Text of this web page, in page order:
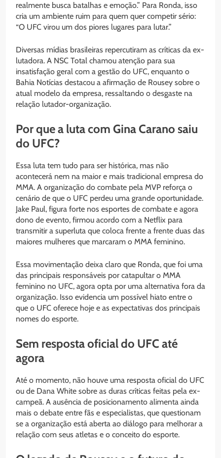
realmente busca batalhas e emoção.” Para Ronda, isso
cria um ambiente ruim para quem quer competir sério:
“O UFC virou um dos piores lugares para lutar.”
Diversas mídias brasileiras repercutiram as críticas da ex-
lutadora. A NSC Total chamou atenção para sua
insatisfação geral com a gestão do UFC, enquanto o
Bahia Notícias destacou a afirmação de Rousey sobre o
atual modelo da empresa, ressaltando o desgaste na
relação lutador-organização.
Por que a luta com Gina Carano saiu
do UFC?
Essa luta tem tudo para ser histórica, mas não
acontecerá nem na maior e mais tradicional empresa do
MMA. A organização do combate pela MVP reforça o
cenário de que o UFC perdeu uma grande oportunidade.
Jake Paul, figura forte nos esportes de combate e agora
dono de evento, firmou acordo com a Netflix para
transmitir a superluta que coloca frente a frente duas das
maiores mulheres que marcaram o MMA feminino.
Essa movimentação deixa claro que Ronda, que foi uma
das principais responsáveis por catapultar o MMA
feminino no UFC, agora opta por uma alternativa fora da
organização. Isso evidencia um possível hiato entre o
que o UFC oferece hoje e as expectativas dos principais
nomes do esporte.
Sem resposta oficial do UFC até
agora
Até o momento, não houve uma resposta oficial do UFC
ou de Dana White sobre as duras críticas feitas pela ex-
campeã. A ausência de posicionamento alimenta ainda
mais o debate entre fãs e especialistas, que questionam
se a organização está aberta ao diálogo para melhorar a
relação com seus atletas e o conceito do esporte.